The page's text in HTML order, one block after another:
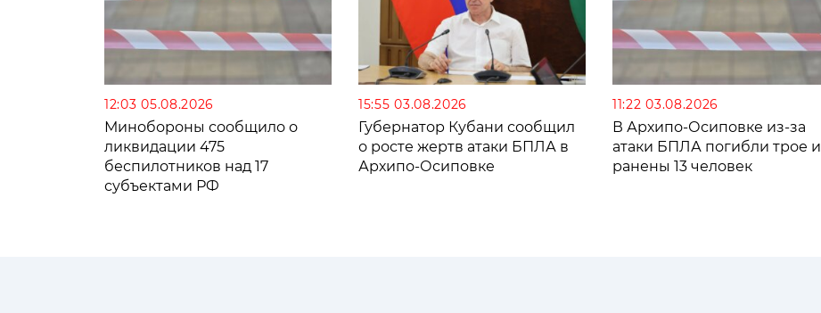
12:03 05.08.2026
Минобороны сообщило о
ликвидации 475
беспилотников над 17
субъектами РФ
15:55 03.08.2026
Губернатор Кубани сообщил
о росте жертв атаки БПЛА в
Архипо-Осиповке
11:22 03.08.2026
В Архипо-Осиповке из-за
атаки БПЛА погибли трое и
ранены 13 человек